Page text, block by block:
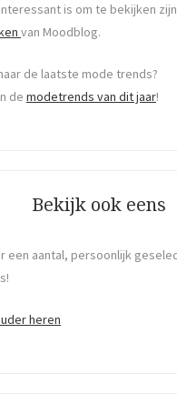
is om te bekijken
van Moodblog.
de laatste mode trends?
de modetrends van dit jaar!
Bekijk ook eens
een aantal, persoonlijk
heren